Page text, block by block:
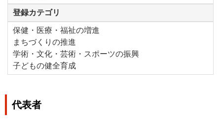
登録カテゴリ
保健・医療・福祉の増進
まちづくりの推進
学術・文化・芸術・スポーツの振興
子どもの健全育成
代表者